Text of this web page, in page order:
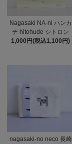
Nagasaki NA-ni ハンカ
チ hitohude シトロン
1,000円(税込1,100円)
nagasaki-no neco 長崎